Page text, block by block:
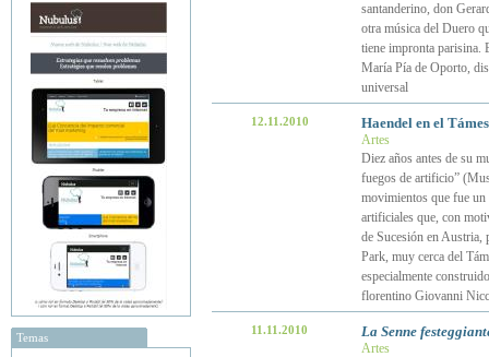
Temas
santanderino, don
otra música del Duero
tiene impronta parisina.
María Pía de Oporto,
universal
12.11.2010 Haendel en el
Artes
Diez años antes de su
fuegos de artificio”
movimientos que fue un
artificiales que, con
de Sucesión en Austria,
Park, muy cerca del
especialmente
florentino Giovanni
11.11.2010 La Senne
Artes